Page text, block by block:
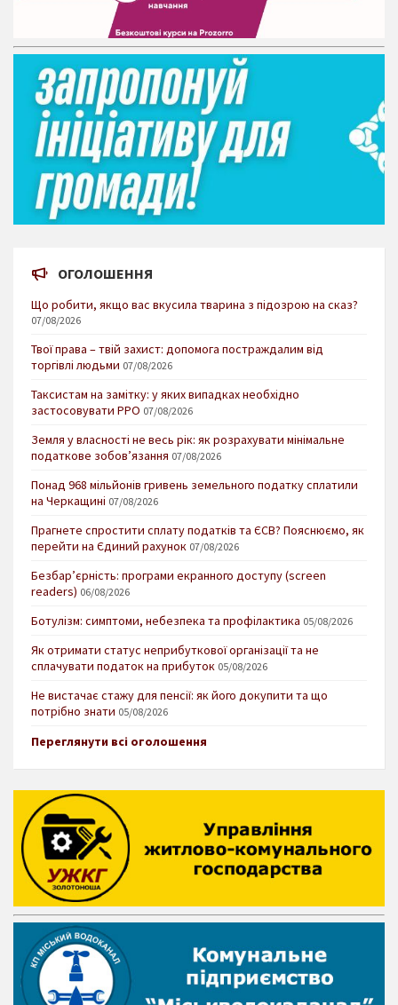
ОГОЛОШЕННЯ
Що робити, якщо вас вкусила тварина з підозрою на сказ?
07/08/2026
Твої права – твій захист: допомога постраждалим від
торгівлі людьми 07/08/2026
Таксистам на замітку: у яких випадках необхідно
застосовувати РРО 07/08/2026
Земля у власності не весь рік: як розрахувати мінімальне
податкове зобов’язання 07/08/2026
Понад 968 мільйонів гривень земельного податку сплатили
на Черкащині 07/08/2026
Прагнете спростити сплату податків та ЄСВ? Пояснюємо, як
перейти на Єдиний рахунок 07/08/2026
Безбар’єрність: програми екранного доступу (screen
readers) 06/08/2026
Ботулізм: симптоми, небезпека та профілактика 05/08/2026
Як отримати статус неприбуткової організації та не
сплачувати податок на прибуток 05/08/2026
Не вистачає стажу для пенсії: як його докупити та що
потрібно знати 05/08/2026
Переглянути всі оголошення